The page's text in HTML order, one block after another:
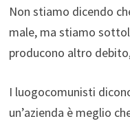
Non stiamo dicendo
male, ma stiamo
producono altro
I luogocomunisti
un’azienda è meglio